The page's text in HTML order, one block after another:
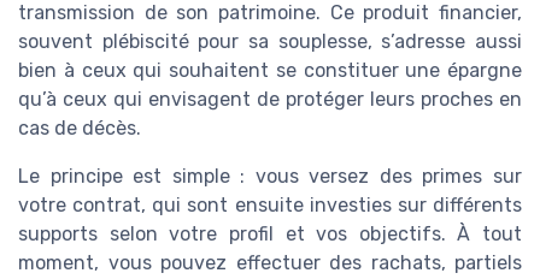
transmission de son patrimoine. Ce produit financier,
souvent plébiscité pour sa souplesse, s’adresse aussi
bien à ceux qui souhaitent se constituer une épargne
qu’à ceux qui envisagent de protéger leurs proches en
cas de décès.
Le principe est simple : vous versez des primes sur
votre contrat, qui sont ensuite investies sur différents
supports selon votre profil et vos objectifs. À tout
moment, vous pouvez effectuer des rachats, partiels